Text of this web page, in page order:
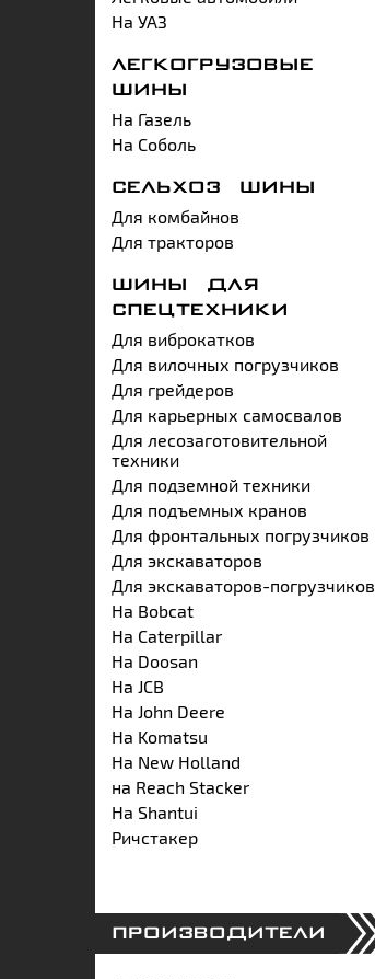
На УАЗ
ЛЕГКОГРУЗОВЫЕ
ШИНЫ
На Газель
На Соболь
СЕЛЬХОЗ ШИНЫ
Для комбайнов
Для тракторов
ШИНЫ ДЛЯ
СПЕЦТЕХНИКИ
Для виброкатков
Для вилочных погрузчиков
Для грейдеров
Для карьерных самосвалов
Для лесозаготовительной
техники
Для подземной техники
Для подъемных кранов
Для фронтальных погрузчиков
Для экскаваторов
Для экскаваторов-погрузчиков
На Bobcat
На Caterpillar
На Doosan
На JCB
На John Deere
На Komatsu
На New Holland
на Reach Stacker
На Shantui
Ричстакер
ПРОИЗВОДИТЕЛИ